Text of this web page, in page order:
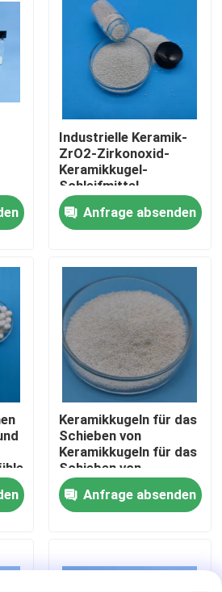
Medien
Scheuermittel
Industrielle Keramik-
ZrO2-Zirkonoxid-
Keramikkugel-
Schleifmittel,
Zirkonium-
Silikatperlen
Anfrage absenden
Keramikkugeln für das
Schieben von
Keramikkugeln für das
Schieben von
Keramikkugeln
B120/B60/B40
Anfrage absenden